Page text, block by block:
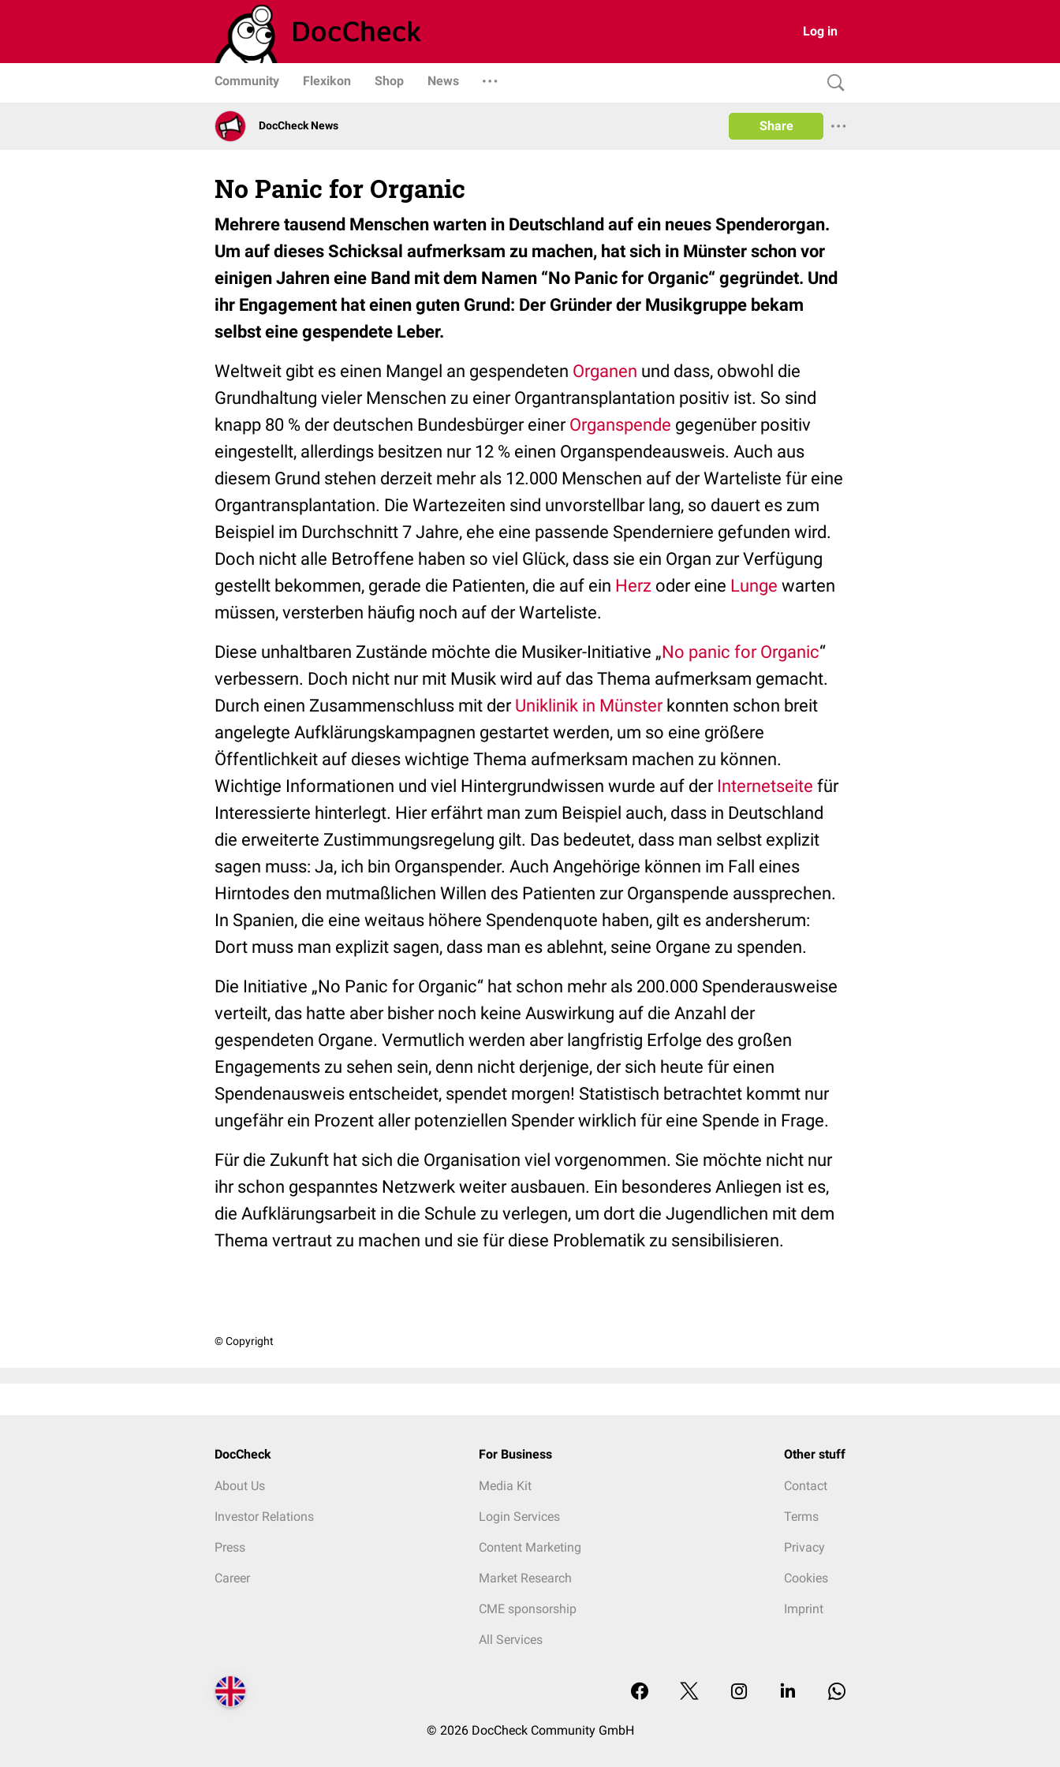
Log in
Community Flexikon Shop News
DocCheck News Share
No Panic for Organic
Mehrere tausend Menschen warten in Deutschland auf ein neues Spenderorgan.
Um auf dieses Schicksal aufmerksam zu machen, hat sich in Münster schon vor
einigen Jahren eine Band mit dem Namen “No Panic for Organic“ gegründet. Und
ihr Engagement hat einen guten Grund: Der Gründer der Musikgruppe bekam
selbst eine gespendete Leber.
Weltweit gibt es einen Mangel an gespendeten Organen und dass, obwohl die
Grundhaltung vieler Menschen zu einer Organtransplantation positiv ist. So sind
knapp 80 % der deutschen Bundesbürger einer Organspende gegenüber positiv
eingestellt, allerdings besitzen nur 12 % einen Organspendeausweis. Auch aus
diesem Grund stehen derzeit mehr als 12.000 Menschen auf der Warteliste für eine
Organtransplantation. Die Wartezeiten sind unvorstellbar lang, so dauert es zum
Beispiel im Durchschnitt 7 Jahre, ehe eine passende Spenderniere gefunden wird.
Doch nicht alle Betroffene haben so viel Glück, dass sie ein Organ zur Verfügung
gestellt bekommen, gerade die Patienten, die auf ein Herz oder eine Lunge warten
müssen, versterben häufig noch auf der Warteliste.
Diese unhaltbaren Zustände möchte die Musiker-Initiative „No panic for Organic“
verbessern. Doch nicht nur mit Musik wird auf das Thema aufmerksam gemacht.
Durch einen Zusammenschluss mit der Uniklinik in Münsterkonnten schon breit
angelegte Aufklärungskampagnen gestartet werden, um so eine größere
Öffentlichkeit auf dieses wichtige Thema aufmerksam machen zu können.
Wichtige Informationen und viel Hintergrundwissen wurde auf der Internetseite für
Interessierte hinterlegt. Hier erfährt man zum Beispiel auch, dass in Deutschland
die erweiterte Zustimmungsregelung gilt. Das bedeutet, dass man selbst explizit
sagen muss: Ja, ich bin Organspender. Auch Angehörige können im Fall eines
Hirntodes den mutmaßlichen Willen des Patienten zur Organspende aussprechen.
In Spanien, die eine weitaus höhere Spendenquote haben, gilt es andersherum:
Dort muss man explizit sagen, dass man es ablehnt, seine Organe zu spenden.
Die Initiative „No Panic for Organic“ hat schon mehr als 200.000 Spenderausweise
verteilt, das hatte aber bisher noch keine Auswirkung auf die Anzahl der
gespendeten Organe. Vermutlich werden aber langfristig Erfolge des großen
Engagements zu sehen sein, denn nicht derjenige, der sich heute für einen
Spendenausweis entscheidet, spendet morgen! Statistisch betrachtet kommt nur
ungefähr ein Prozent aller potenziellen Spender wirklich für eine Spende in Frage.
Für die Zukunft hat sich die Organisation viel vorgenommen. Sie möchte nicht nur
ihr schon gespanntes Netzwerk weiter ausbauen. Ein besonderes Anliegen ist es,
die Aufklärungsarbeit in die Schule zu verlegen, um dort die Jugendlichen mit dem
Thema vertraut zu machen und sie für diese Problematik zu sensibilisieren.
© Copyright
DocCheck
About Us
Investor Relations
Press
Career
For Business
Media Kit
Login Services
Content Marketing
Market Research
CME sponsorship
All Services
Other stuff
Contact
Terms
Privacy
Cookies
Imprint
© 2026 DocCheck Community GmbH